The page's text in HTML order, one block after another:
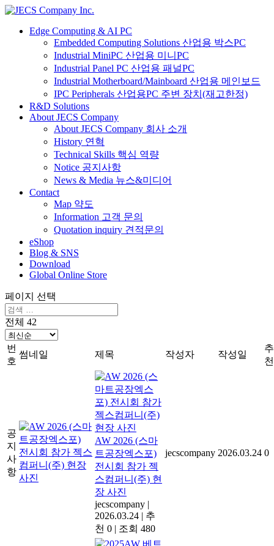
Edge Computing & AI PC
Embedded Computing Solutions 산업용 박스PC
Industrial MiniPC 산업용 미니PC
Industrial Panel PC 산업용 패널PC
Industrial Motherboard/Mainboard 산업용 메인보드
IPC Peripherals 산업용PC 주변 장치(재고한정)
R&D Solutions
About JECS Company
About JECS Company 회사 소개
History 연혁
Technical Skills 핵심 역량
Notice 공지사항
News & Media 뉴스&미디어
Contact
Map 약도
Information 고객 문의
Quotation inquiry 견적문의
eShop
Blog & SNS
Download
Global Online Store
페이지 선택
전체 42
번
호
썸네일 제목 작성자 작성일
추
천
공
지
사
항
AW 2026 (스마
트공장엑스포)
전시회 참가 젝
스컴퍼니(주) 현
장 사진
jecscompany |
2026.03.24 | 추
천 0 | 조회 480
jecscompany 2026.03.24 0